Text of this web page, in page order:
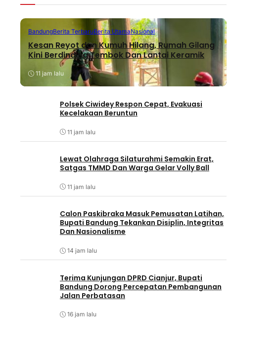
BandungBerita TerbaruBerita UtamaNasional
Kesan Reyot dan Kumuh Hilang, Rumah Gilang
Kini Berdinding Tembok Dan Lantai Keramik
11 jam lalu
Polsek Ciwidey Respon Cepat, Evakuasi
Kecelakaan Beruntun
11 jam lalu
Lewat Olahraga Silaturahmi Semakin Erat,
Satgas TMMD Dan Warga Gelar Volly Ball
11 jam lalu
Calon Paskibraka Masuk Pemusatan Latihan,
Bupati Bandung Tekankan Disiplin, Integritas
Dan Nasionalisme
14 jam lalu
Terima Kunjungan DPRD Cianjur, Bupati
Bandung Dorong Percepatan Pembangunan
Jalan Perbatasan
16 jam lalu